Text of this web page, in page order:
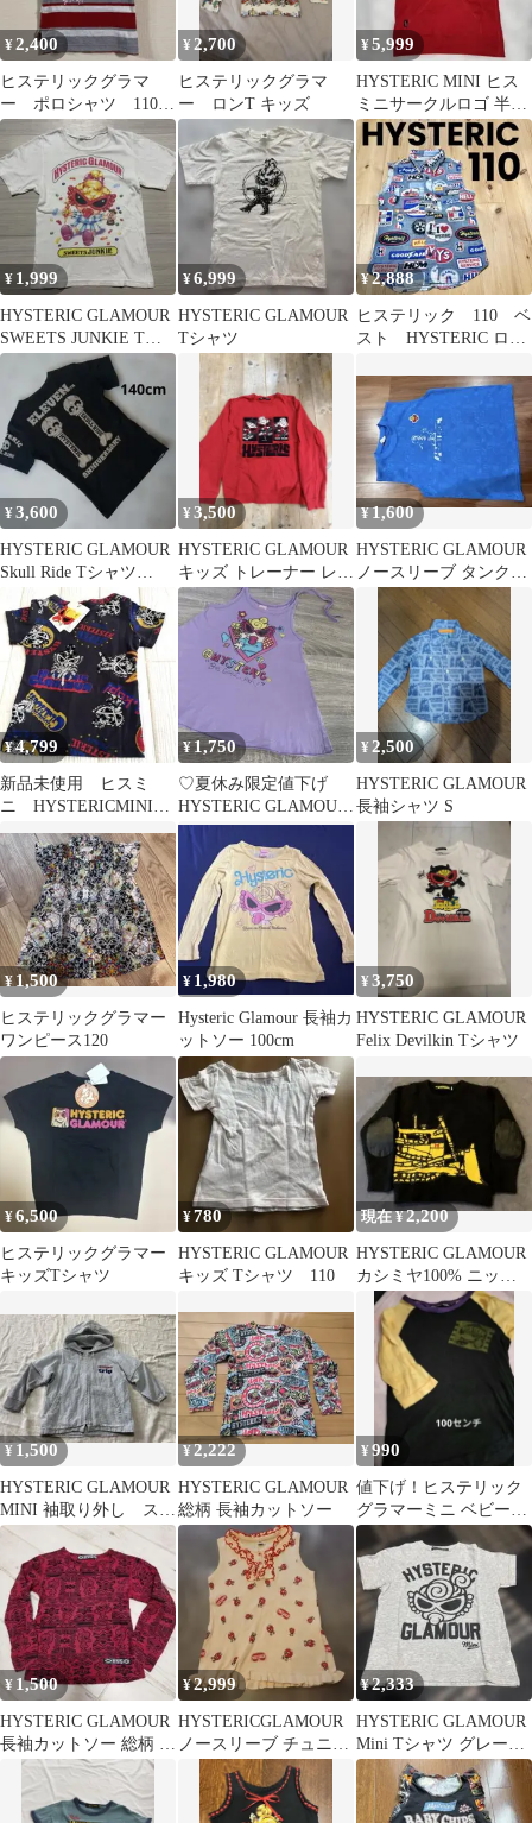
¥2,400
ヒステリックグラマ
ー ポロシャツ 110サ
イズ ボーダー
¥ 2,700
ヒステリックグラマ
ー ロンT キッズ
¥5,999
HYSTERIC MINI ヒス
ミニサークルロゴ 半袖
パーカー
¥ 1,999
HYSTERIC GLAMOUR
SWEETS JUNKIE Tシ
ャツ
¥6,999
HYSTERIC GLAMOUR
Tシャツ
¥2,888
ヒステリック 110 ベ
スト HYSTERIC ロゴ
ツ
¥3,600
HYSTERIC GLAMOUR
Skull Ride Tシャツ
140cm
¥3,500
HYSTERIC GLAMOUR
キッズ トレーナー レッ
ド
¥1,600
HYSTERIC GLAMOUR
ノースリーブ タンクト
¥4,799
新品未使用 ヒスミ
ニ HYSTERICMINI
100cm 総柄 Tシャツ
¥ 1,750
♡夏休み限定値下げ
HYSTERIC GLAMOUR
キャミソール タンクト
ップ♡
¥ 2,500
HYSTERIC GLAMOUR
長袖シャツ S
¥ 1,500
ヒステリックグラマー
ワンピース120
¥ 1,980
Hysteric Glamour 長袖カ
ットソー 100cm
¥3,750
HYSTERIC GLAMOUR
Felix Devilkin Tシャツ
¥6,500
ヒステリックグラマー
キッズTシャツ
¥780
HYSTERIC GLAMOUR
キッズ Tシャツ 110
現在 ¥2,200
HYSTERIC GLAMOUR
カシミヤ100% ニット
120
¥ 1,500
HYSTERIC GLAMOUR
MINI 袖取り外し スト
ライプ パーカー
¥2,222
HYSTERIC GLAMOUR
総柄 長袖カットソー
¥990
値下げ！ヒステリック
グラマーミニ ベビー
服 ヒステリ 100セン
チ
¥ 1,500
HYSTERIC GLAMOUR
長袖カットソー 総柄 レ
ッド 100サイズ
¥2,999
HYSTERICGLAMOUR
ノースリーブ チュニッ
ク 110
¥2,333
HYSTERIC GLAMOUR
Mini Tシャツ グレー
110